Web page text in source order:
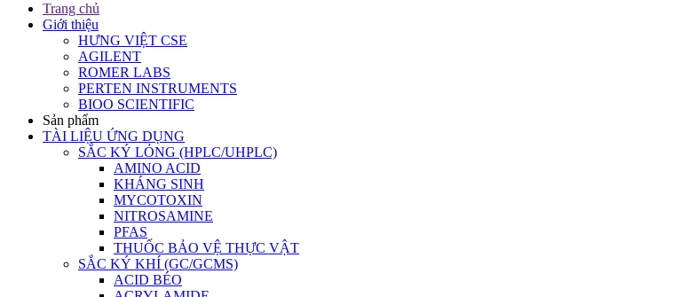
Trang chủ
Giới thiệu
HƯNG VIỆT CSE
AGILENT
ROMER LABS
PERTEN INSTRUMENTS
BIOO SCIENTIFIC
Sản phẩm
TÀI LIỆU ỨNG DỤNG
SẮC KÝ LỎNG (HPLC/UHPLC)
AMINO ACID
KHÁNG SINH
MYCOTOXIN
NITROSAMINE
PFAS
THUỐC BẢO VỆ THỰC VẬT
SẮC KÝ KHÍ (GC/GCMS)
ACID BÉO